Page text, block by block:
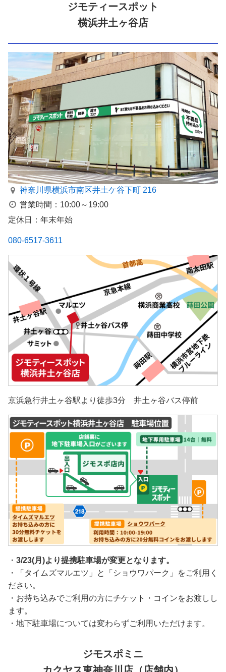
ジモティースポット
横浜井土ヶ谷店
神奈川県横浜市南区井⼟ケ⾕下町 216
営業時間：10:00～19:00
定休日：年末年始
080-6517-3611
京浜急行井土ヶ谷駅より徒歩3分 井土ヶ谷バス停前
・ 3/23(月)より提携駐車場が変更となります。
・「タイムズマルエツ」と「ショウワパーク」をご利用く
ださい。
・お持ち込みでご利用の方にチケット・コインをお渡しし
ます。
・地下駐車場については変わらずご利用いただけます。
ジモスポミニ